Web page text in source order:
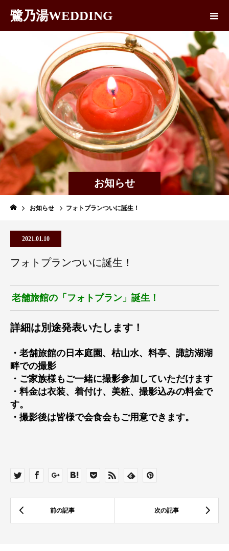
鷺乃湯WEDDING
お知らせ
お知らせ フォトプランついに誕生！
2021.01.10
フォトプランついに誕生！
老舗旅館の「フォトプラン」誕生！
詳細は別途発表いたします！
・老舗旅館の日本庭園、枯山水、料亭、諏訪湖湖
畔での撮影
・ご家族様もご一緒に撮影参加していただけます
・料金は衣装、着付け、美粧、撮影込みの料金で
す。
・撮影後は皆様で会食会もご用意できます。